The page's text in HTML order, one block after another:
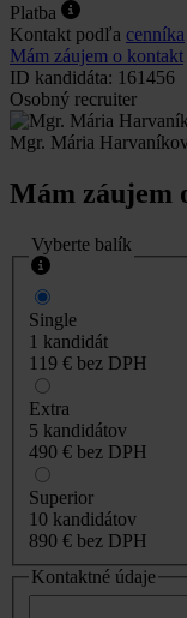
Platba
Kontakt podľa cenníka
Mám záujem o kontakt
ID kandidáta: 161456
Osobný recruiter
Mgr. Mária
Mám záujem
Vyberte balík
Single
1 kandidát
119 € bez DPH
Extra
5 kandidátov
490 € bez DPH
Superior
10 kandidátov
890 € bez DPH
Kontaktné údaje